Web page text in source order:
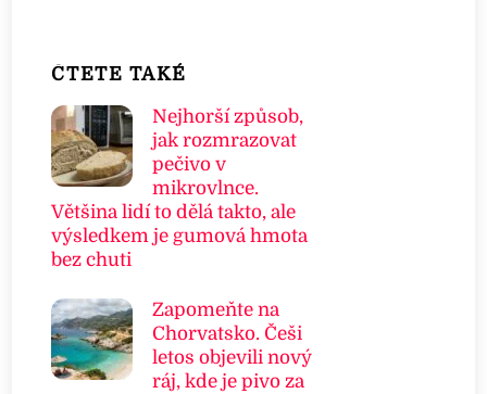
ČTETE TAKÉ
Nejhorší způsob,
jak rozmrazovat
pečivo v
mikrovlnce.
Většina lidí to dělá takto, ale
výsledkem je gumová hmota
bez chuti
Zapomeňte na
Chorvatsko. Češi
letos objevili nový
ráj, kde je pivo za